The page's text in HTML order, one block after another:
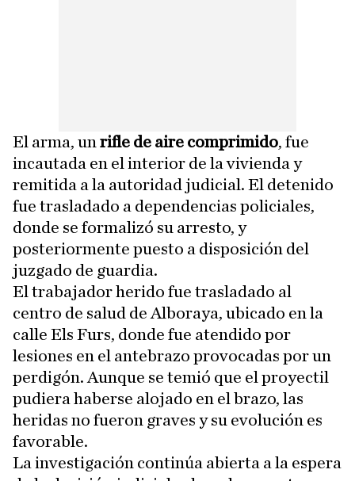
El arma, un rifle de aire comprimido, fue
incautada en el interior de la vivienda y
remitida a la autoridad judicial. El detenido
fue trasladado a dependencias policiales,
donde se formalizó su arresto, y
posteriormente puesto a disposición del
juzgado de guardia.
El trabajador herido fue trasladado al
centro de salud de Alboraya, ubicado en la
calle Els Furs, donde fue atendido por
lesiones en el antebrazo provocadas por un
perdigón. Aunque se temió que el proyectil
pudiera haberse alojado en el brazo, las
heridas no fueron graves y su evolución es
favorable.
La investigación continúa abierta a la espera